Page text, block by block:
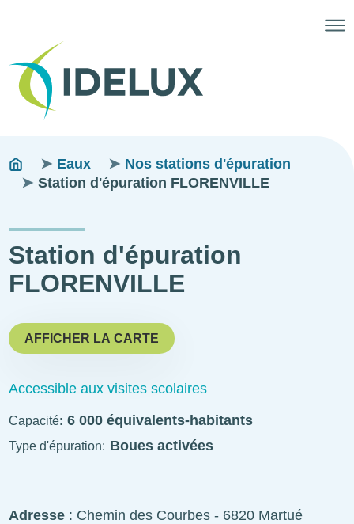
Fils
d'ariane
You
are
Eaux
Nos stations d'épuration
Station d'épuration FLORENVILLE
Station d'épuration
FLORENVILLE
AFFICHER LA CARTE
STEP
Accessible aux visites scolaires
Capacité 6 000 équivalents-habitants
Type d'épuration Boues activées
Adresse : Chemin des Courbes - 6820 Martué